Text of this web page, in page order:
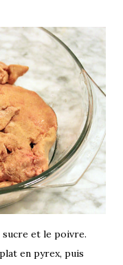
sucre et le poivre.
en pyrex, puis